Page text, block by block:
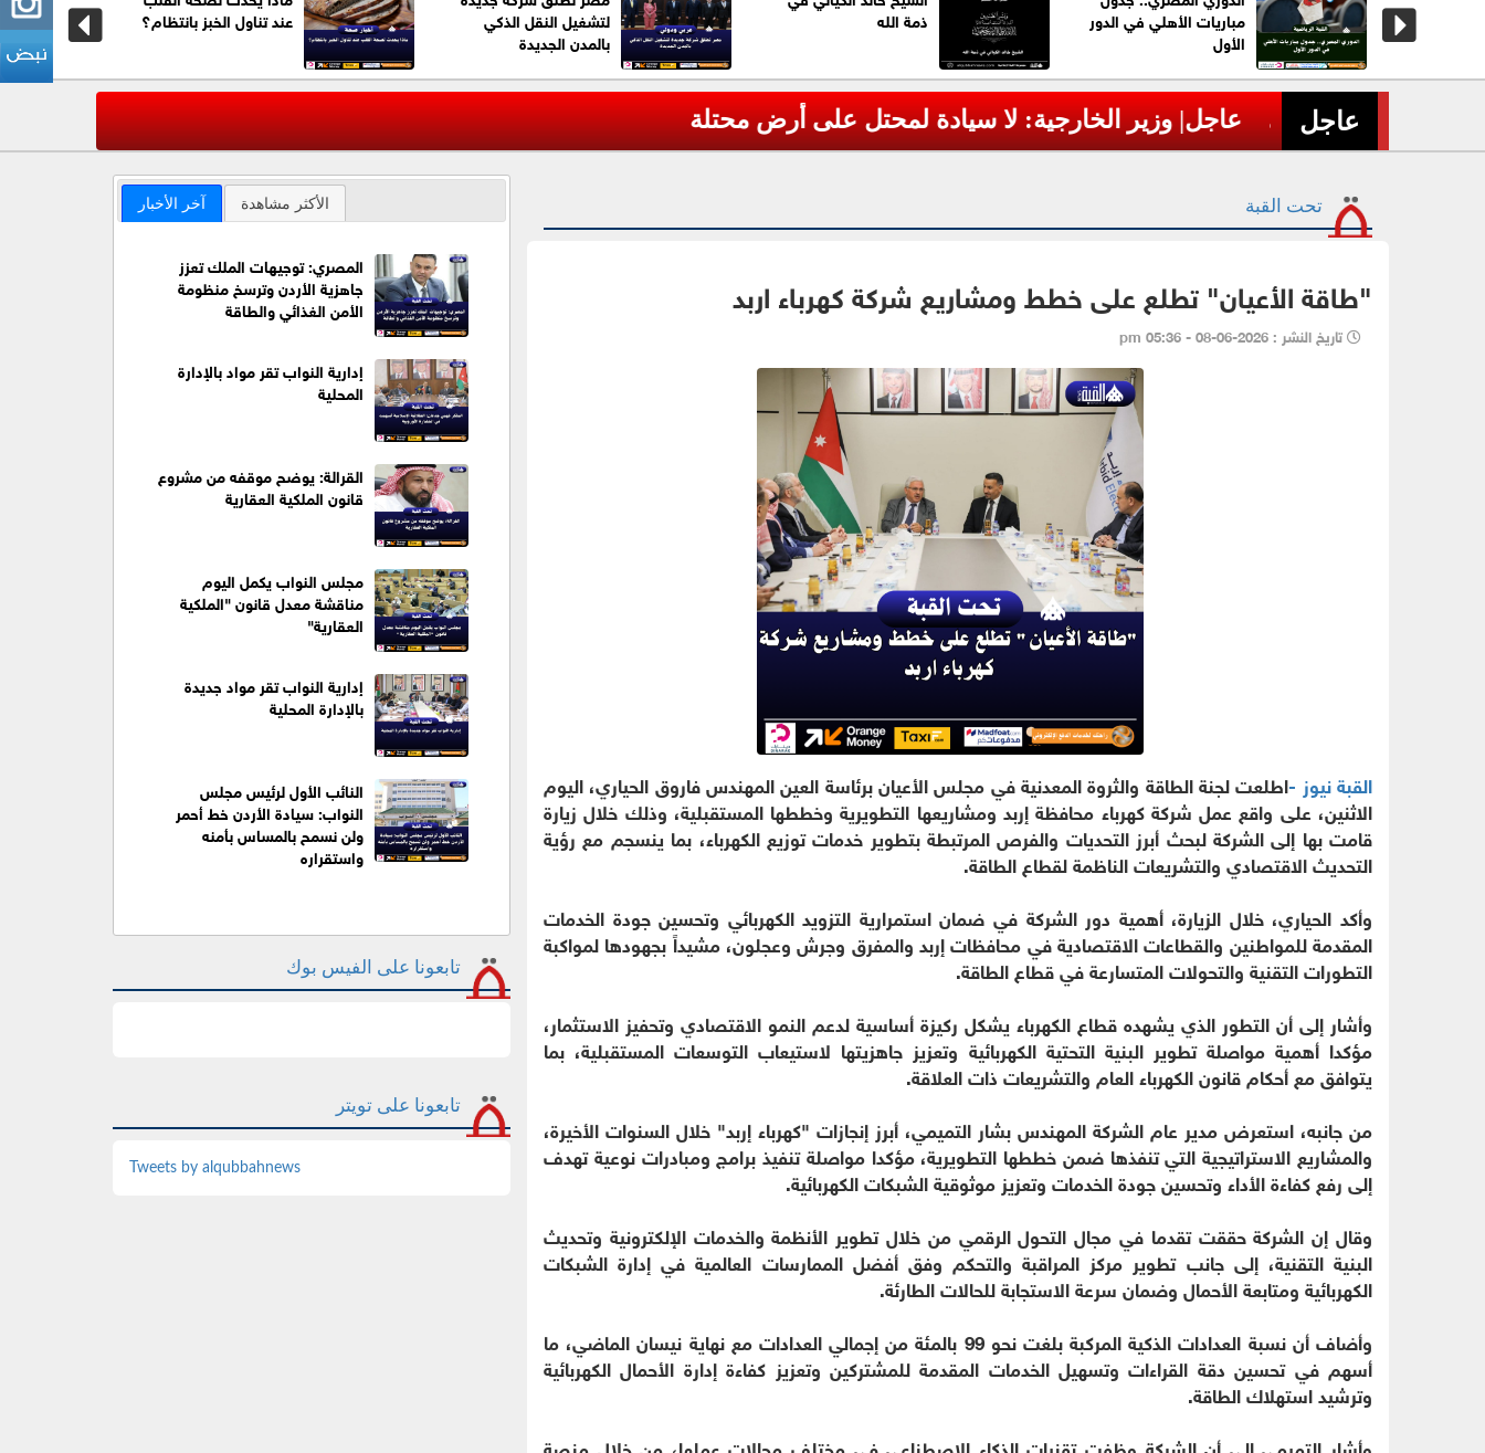
أوسع
مباريات الأهلي في الدور
الأول
ذمة الله
لتشغيل النقل الذكي
بالمدن الجديدة
عند تناول الخبز بانتظام؟
عاجل
المسبوقة في عاجل| وزير الخارجية: لا سيادة لمحتل على أرض محتلة ›
تحت القبة
"طاقة الأعيان" تطلع على خطط ومشاريع شركة كهرباء اربد
تاريخ النشر : 2026-06-08 - 05:36 pm
القبة نيوز -اطلعت لجنة الطاقة والثروة المعدنية في مجلس الأعيان برئاسة العين المهندس فاروق الحياري، اليوم
الاثنين، على واقع عمل شركة كهرباء محافظة إربد ومشاريعها التطويرية وخططها المستقبلية، وذلك خلال زيارة
قامت بها إلى الشركة لبحث أبرز التحديات والفرص المرتبطة بتطوير خدمات توزيع الكهرباء، بما ينسجم مع رؤية
التحديث الاقتصادي والتشريعات الناظمة لقطاع الطاقة.
وأكد الحياري، خلال الزيارة، أهمية دور الشركة في ضمان استمرارية التزويد الكهربائي وتحسين جودة الخدمات
المقدمة للمواطنين والقطاعات الاقتصادية في محافظات إربد والمفرق وجرش وعجلون، مشيداً بجهودها لمواكبة
التطورات التقنية والتحولات المتسارعة في قطاع الطاقة.
وأشار إلى أن التطور الذي يشهده قطاع الكهرباء يشكل ركيزة أساسية لدعم النمو الاقتصادي وتحفيز الاستثمار،
مؤكدا أهمية مواصلة تطوير البنية التحتية الكهربائية وتعزيز جاهزيتها لاستيعاب التوسعات المستقبلية، بما
يتوافق مع أحكام قانون الكهرباء العام والتشريعات ذات العلاقة.
من جانبه، استعرض مدير عام الشركة المهندس بشار التميمي، أبرز إنجازات "كهرباء إربد" خلال السنوات الأخيرة،
والمشاريع الاستراتيجية التي تنفذها ضمن خططها التطويرية، مؤكدا مواصلة تنفيذ برامج ومبادرات نوعية تهدف
إلى رفع كفاءة الأداء وتحسين جودة الخدمات وتعزيز موثوقية الشبكات الكهربائية.
وقال إن الشركة حققت تقدما في مجال التحول الرقمي من خلال تطوير الأنظمة والخدمات الإلكترونية وتحديث
البنية التقنية، إلى جانب تطوير مركز المراقبة والتحكم وفق أفضل الممارسات العالمية في إدارة الشبكات
الكهربائية ومتابعة الأحمال وضمان سرعة الاستجابة للحالات الطارئة.
وأضاف أن نسبة العدادات الذكية المركبة بلغت نحو 99 بالمئة من إجمالي العدادات مع نهاية نيسان الماضي، ما
أسهم في تحسين دقة القراءات وتسهيل الخدمات المقدمة للمشتركين وتعزيز كفاءة إدارة الأحمال الكهربائية
وترشيد استهلاك الطاقة.
آخر الأخبار الأكثر مشاهدة
المصري: توجيهات الملك تعزز
جاهزية الأردن وترسخ منظومة
الأمن الغذائي والطاقة
إدارية النواب تقر مواد بالإدارة
المحلية
القرالة: يوضح موقفه من مشروع
قانون الملكية العقارية
مجلس النواب يكمل اليوم
مناقشة معدل قانون "الملكية
العقارية"
إدارية النواب تقر مواد جديدة
بالإدارة المحلية
النائب الأول لرئيس مجلس
النواب: سيادة الأردن خط أحمر
ولن نسمح بالمساس بأمنه
واستقراره
تابعونا على الفيس بوك
تابعونا على تويتر
Tweets by alqubbahnews